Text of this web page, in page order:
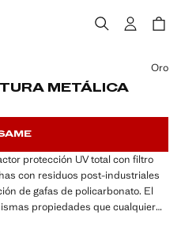
METÁLICA
Oro
protección UV total con filtro
con residuos post-industriales
de gafas de policarbonato. El
propiedades que cualquier
y durabilidad